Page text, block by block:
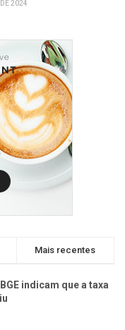
2024
Mais recentes
indicam que a taxa